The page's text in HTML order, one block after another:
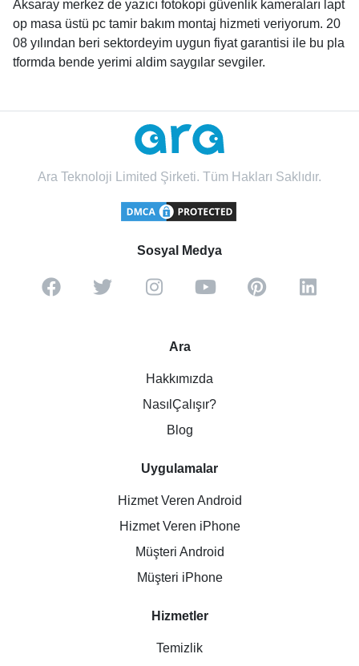
Aksaray merkez de yazıcı fotokopi güvenlik kameraları lapt
op masa üstü pc tamir bakım montaj hizmeti veriyorum. 20
08 yılından beri sektordeyim uygun fiyat garantisi ile bu pla
tformda bende yerimi aldim saygılar sevgiler.
Ara Teknoloji Limited Şirketi. Tüm Hakları Saklıdır.
Sosyal Medya
Ara
Hakkımızda
NasılÇalışır?
Blog
Uygulamalar
Hizmet Veren Android
Hizmet Veren iPhone
Müşteri Android
Müşteri iPhone
Hizmetler
Temizlik